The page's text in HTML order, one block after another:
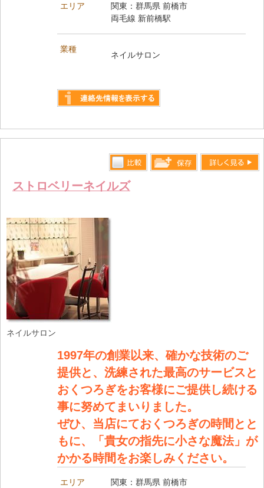
エリア
関東：群馬県 前橋市
両毛線 新前橋駅
業種
ネイルサロン
ストロベリーネイルズ
比較す
る
ネイルサロン
1997年の創業以来、確かな技術のご
提供と、洗練された最高のサービスと
おくつろぎをお客様にご提供し続ける
事に努めてまいりました。
ぜひ、当店にておくつろぎの時間とと
もに、「貴女の指先に小さな魔法」が
かかる時間をお楽しみください。
エリア 関東：群馬県 前橋市